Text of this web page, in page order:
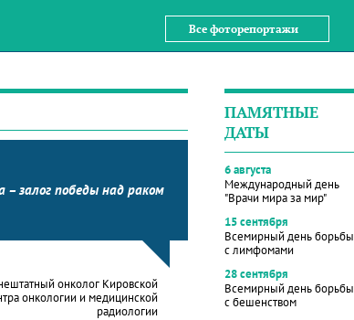
Все фоторепортажи
– залог победы над раком
онколог Кировской
онкологии и медицинской
радиологии
ПАМЯТНЫЕ
ДАТЫ
6 августа
Международный день
"Врачи мира за мир"
15 сентября
Всемирный день борьбы
с лимфомами
28 сентября
Всемирный день борьбы
с бешенством